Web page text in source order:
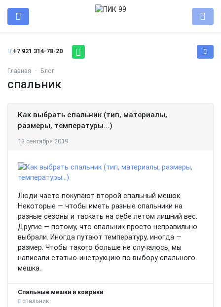
+7 921 314-78-20
Главная Блог
спальник
Как выбрать спальник (тип, материалы,
размеры, температуры...)
13 сентября 2019
Люди часто покупают второй спальный мешок.
Некоторые — чтобы иметь разные спальники на
разные сезоны и таскать на себе летом лишний вес.
Другие — потому, что спальник просто неправильно
выбрали. Иногда путают температуру, иногда —
размер. Чтобы такого больше не случалось, мы
написали статью-инструкцию по выбору спального
мешка.
Спальные мешки и коврики
спальник